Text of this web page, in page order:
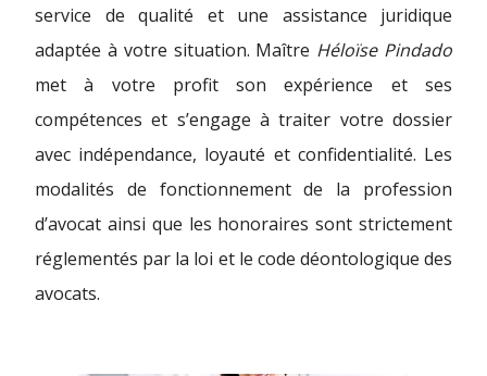
service de qualité et une assistance juridique
adaptée à votre situation. Maître Héloïse Pindado
met à votre profit son expérience et ses
compétences et s’engage à traiter votre dossier
avec indépendance, loyauté et confidentialité. Les
modalités de fonctionnement de la profession
d’avocat ainsi que les honoraires sont strictement
réglementés par la loi et le code déontologique des
avocats.